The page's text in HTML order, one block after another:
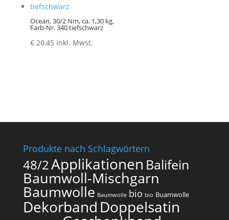
Ocean, 30/2 Nm, ca. 1,30 kg,
Farb-Nr. 340 tiefschwarz
€20,45 inkl. Mwst.
Produkte nach Schlagwörtern
48/2Applikationen Balifein
Baumwoll-Mischgarn
Baumwolle Baumwolle bio bio Buamwolle
Dekorband Doppelsatin